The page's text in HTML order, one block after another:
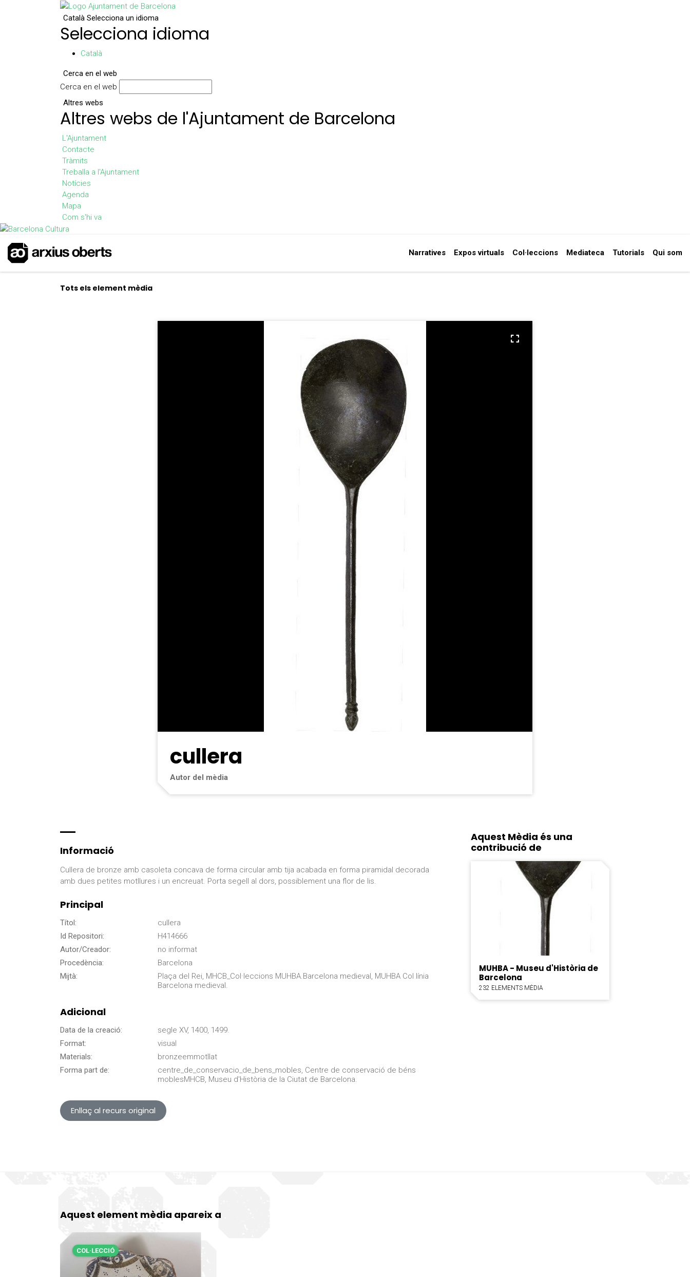
Català Selecciona un idioma
Selecciona idioma
Català
Cerca en el web
Cerca en el web
Altres webs
Altres webs de l'Ajuntament de Barcelona
L'Ajuntament
Contacte
Tràmits
Treballa a l'Ajuntament
Notícies
Agenda
Mapa
Com s'hi va
Narratives Expos virtuals Col·leccions Mediateca Tutorials Qui som
Tots els element mèdia
cullera
Autor del mèdia
Informació
Cullera de bronze amb casoleta concava de forma circular amb tija acabada en forma piramidal decorada
amb dues petites motllures i un encreuat. Porta segell al dors, possiblement una flor de lis.
Principal
Títol:
cullera
Id Repositori:
H414666
Autor/Creador:
no informat
Procedència:
Barcelona
Mijtà:
Plaça del Rei, MHCB_Col·leccions MUHBA.Barcelona medieval, MUHBA Col línia
Barcelona medieval.
Adicional
Data de la creació:
segle XV, 1400, 1499.
Format:
visual
Materials:
bronzeemmotllat
Forma part de:
centre_de_conservacio_de_bens_mobles, Centre de conservació de béns
moblesMHCB, Museu d'Història de la Ciutat de Barcelona.
Enllaç al recurs original
Aquest Mèdia és una
contribució de
MUHBA - Museu d'Història de
Barcelona
232 ELEMENTS MÈDIA
Aquest element mèdia apareix a
COL·LECCIÓ